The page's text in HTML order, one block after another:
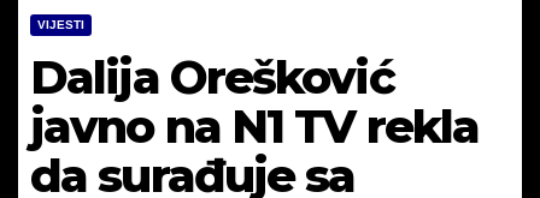
VIJESTI
Dalija Orešković
javno na N1 TV rekla
da surađuje sa